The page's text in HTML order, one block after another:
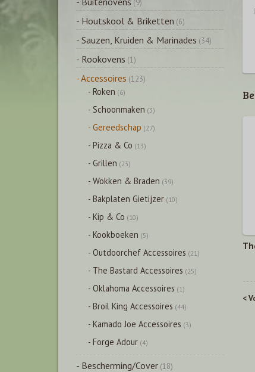
<
(9)
- Houtskool & Briketten (6)
- Sauzen, Kruiden & Marinades (34)
- Rookovens (1)
- Accessoires (123)
- Roken (6)
- Schoonmaken (3)
- Gereedschap (27)
- Pizza & Co (13)
- Grillen (23)
- Wokken & Braden (39)
- Bakplaten Gietijzer (10)
- Kip & Co (10)
- Kookboeken (5)
- Outdoorchef Accessoires (21)
- The Bastard Accessoires (25)
- Oklahoma Accessoires (1)
- Broil King Accessoires (44)
- Kamado Joe Accessoires (3)
- Forge Adour (4)
- Bescherming/Cover (18)